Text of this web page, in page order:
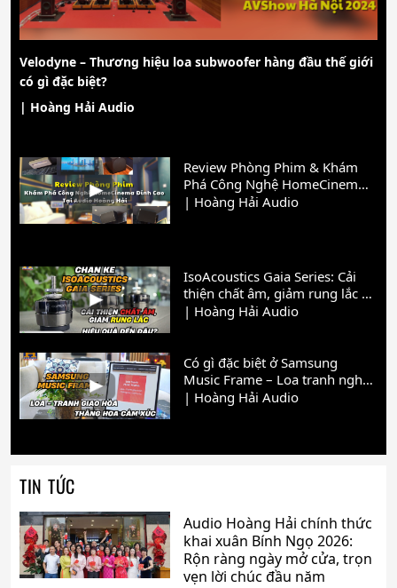
Velodyne – Thương hiệu loa subwoofer hàng đầu thế giới
có gì đặc biệt?
| Hoàng Hải Audio
Review Phòng Phim & Khám
Phá Công Nghệ HomeCinema
Đỉnh Cao
| Hoàng Hải Audio
IsoAcoustics Gaia Series: Cải
thiện chất âm, giảm rung lắc –
Hiệu quả đến đâu?
| Hoàng Hải Audio
Có gì đặc biệt ở Samsung
Music Frame – Loa tranh nghệ
thuật cho không gian sống
| Hoàng Hải Audio
TIN TỨC
Audio Hoàng Hải chính thức
khai xuân Bính Ngọ 2026:
Rộn ràng ngày mở cửa, trọn
vẹn lời chúc đầu năm